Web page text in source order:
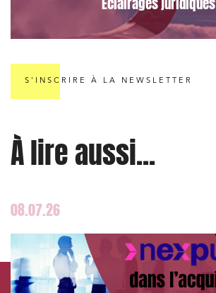
S'INSCRIRE À LA NEWSLETTER
À lire aussi...
08.07.26
Entreprises du numérique
Mobilité et transport
Règlement des litiges
Relations sociales et droit du travail
Environnement
Urbanisme et aménagement